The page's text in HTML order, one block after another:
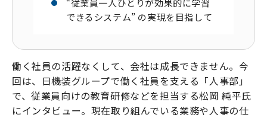
できるシステム” の実現を目指して
働く社員の活躍なくして、会社は成長できません。今
回は、日機装グループで働く社員を支える「人事部」
で、従業員向けの教育研修などを担当する松岡 純平氏
にインタビュー。現在取り組んでいる業務や人事の仕